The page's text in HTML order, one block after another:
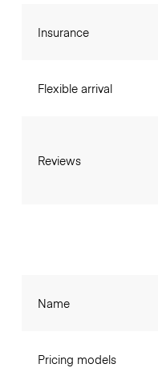
Insurance
Flexible arrival
Reviews
Name
Pricing models